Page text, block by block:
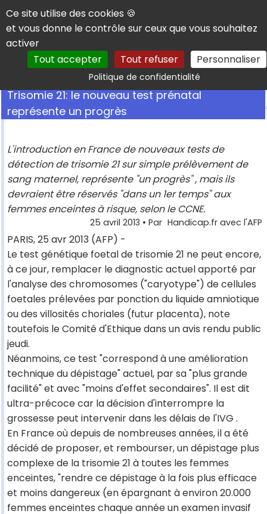
Panneau de gestion des cookies
Ce site utilise des cookies 🍪
et vous donne le contrôle sur ceux que vous souhaitez
activer
Tout accepter
Tout refuser Personnaliser
Politique de confidentialitéRechercher
Trisomie 21: le nouveau test prénatal
représente un progrès
L'introduction en France de nouveaux tests de
détection de trisomie 21 sur simple prélèvement de
sang maternel, représente "un progrès" , mais ils
devraient être réservés "dans un 1er temps" aux
femmes enceintes à risque, selon le CCNE.
25 avril 2013 • Par Handicap.fr avec l'AFP
PARIS, 25 avr 2013 (AFP) -
Le test génétique foetal de trisomie 21 ne peut encore,
à ce jour, remplacer le diagnostic actuel apporté par
l'analyse des chromosomes ("caryotype") de cellules
foetales prélevées par ponction du liquide amniotique
ou des villosités choriales (futur placenta), note
toutefois le Comité d'Ethique dans un avis rendu public
jeudi.
Néanmoins, ce test "correspond à une amélioration
technique du dépistage" actuel, par sa "plus grande
facilité" et avec "moins d'effet secondaires". Il est dit
ultra-précoce car la décision d'interrompre la
grossesse peut intervenir dans les délais de l'IVG .
En France où depuis de nombreuses années, il a été
décidé de proposer, et rembourser, un dépistage plus
complexe de la trisomie 21 à toutes les femmes
enceintes, "rendre ce dépistage à la fois plus efficace
et moins dangereux (en épargnant à environ 20.000
femmes enceintes chaque année un examen invasif